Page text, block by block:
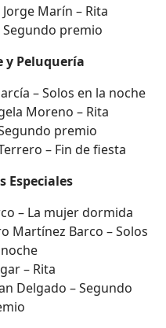
Marín – Rita
Segundo premio
y Peluquería
– Solos en la noche
Moreno – Rita
premio
– Fin de fiesta
Especiales
– La mujer dormida
Martínez Barco – Solos
– Rita
Delgado – Segundo